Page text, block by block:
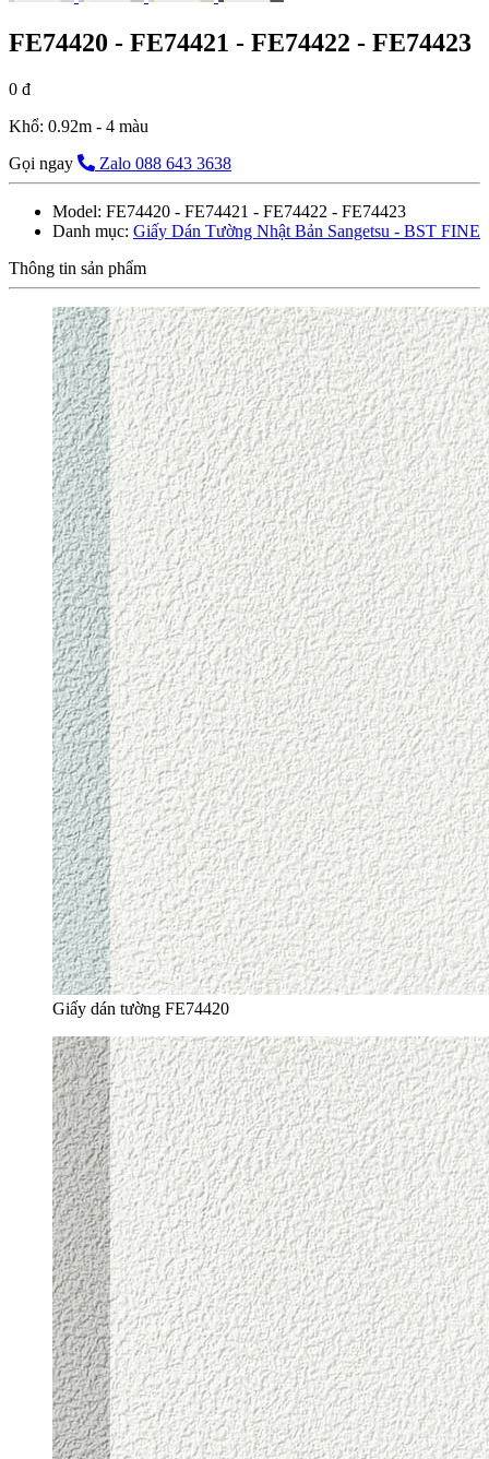
FE74420 - FE74421 - FE74422 - FE74423
0 đ
Khổ: 0.92m - 4 màu
Gọi ngay
Zalo 088 643 3638
Model: FE74420 - FE74421 - FE74422 - FE74423
Danh mục: Giấy Dán Tường Nhật Bản Sangetsu - BST FINE
Thông tin sản phẩm
Giấy dán tường FE74420